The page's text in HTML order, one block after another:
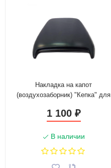
Накладка на капот
(воздухозаборник) "Кепка" для
1 100 ₽
В наличии